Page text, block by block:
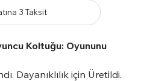
3 Taksit
Koltuğu: Oyununu
Dayanıklılık için Üretildi.